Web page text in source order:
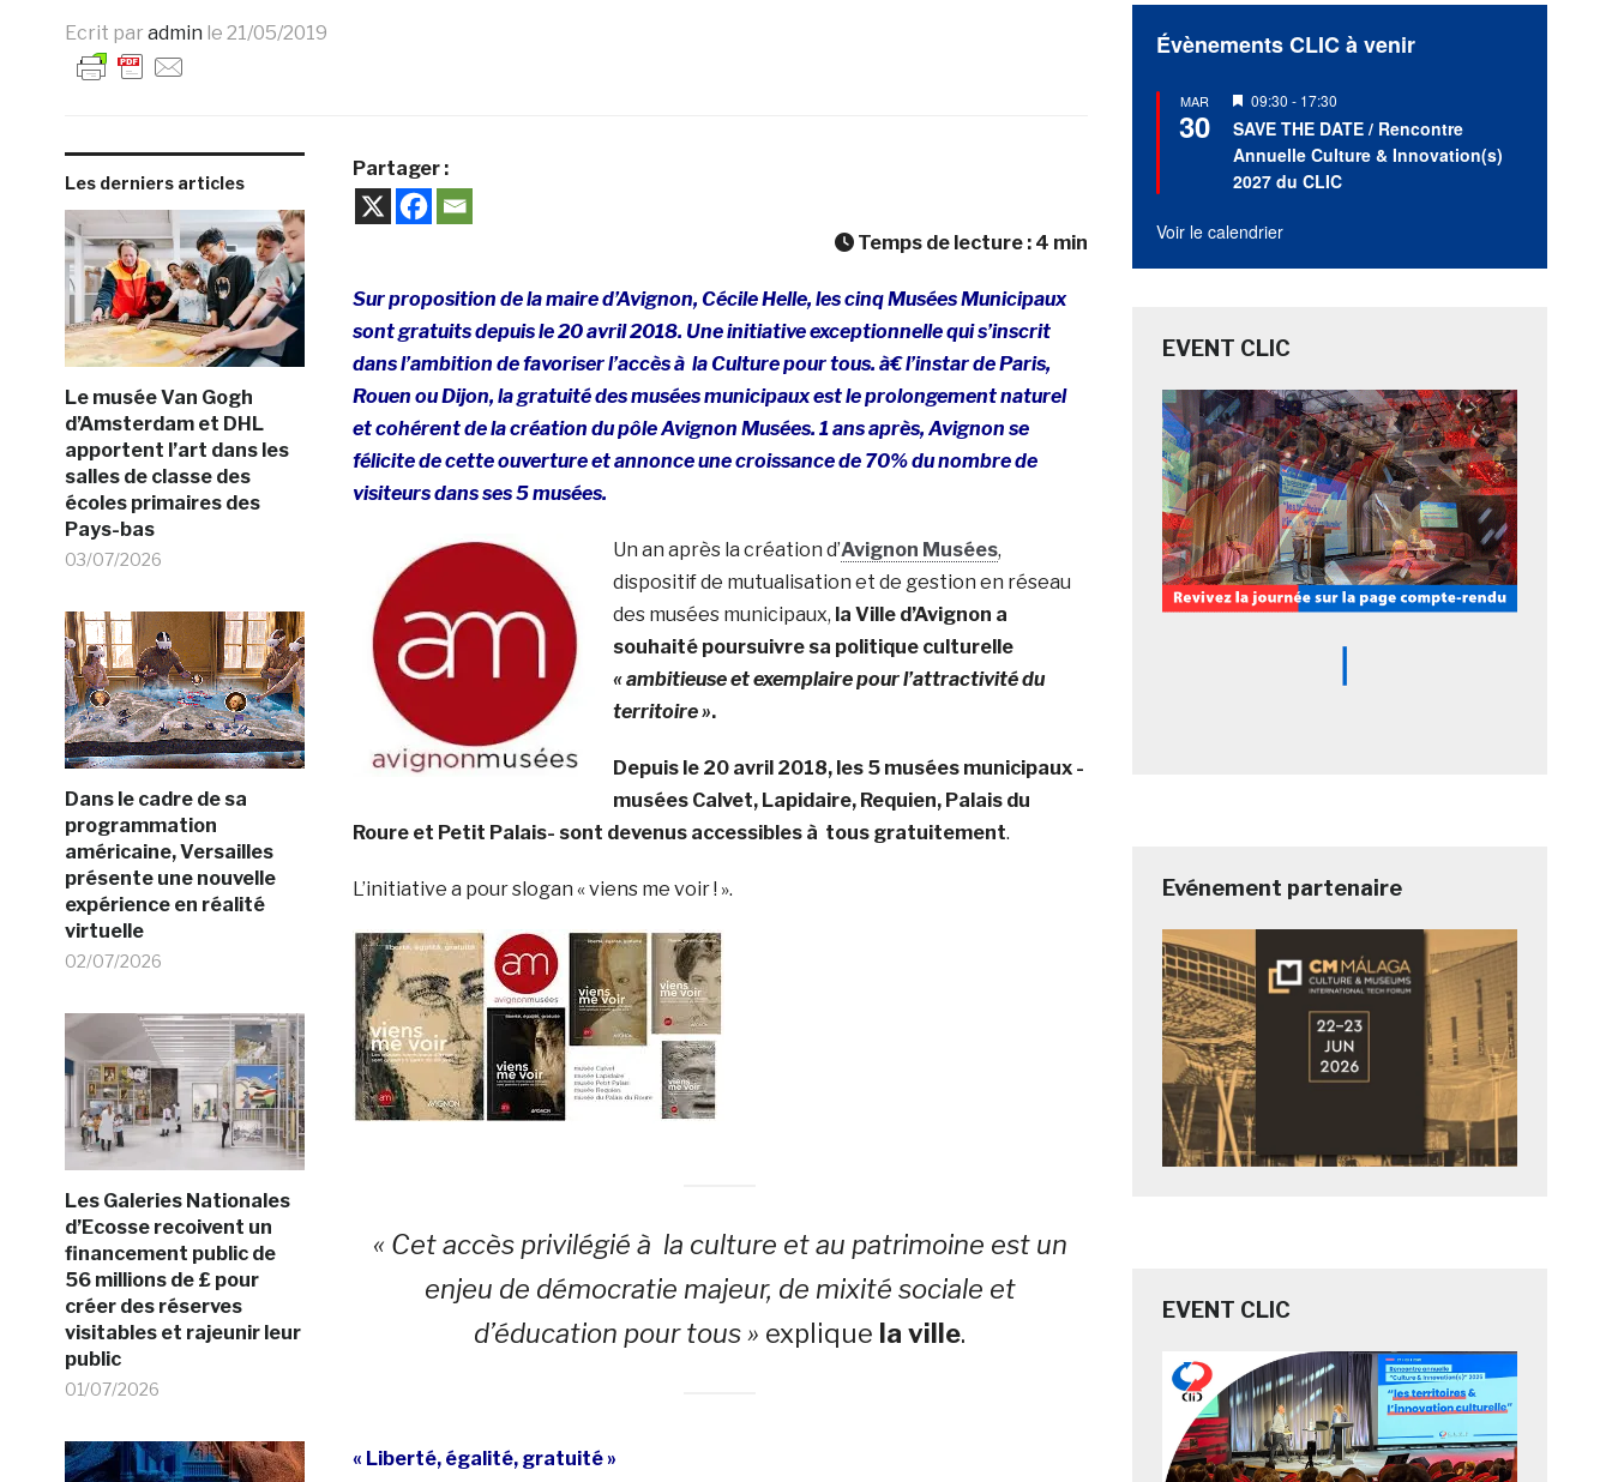
Ecrit par admin le 21/05/2019
Les derniers articles
Le musée Van Gogh
d’Amsterdam et DHL
apportent l’art dans les
salles de classe des
écoles primaires des
Pays-bas
03/07/2026
Dans le cadre de sa
programmation
américaine, Versailles
présente une nouvelle
expérience en réalité
virtuelle
02/07/2026
Les Galeries Nationales
d’Ecosse recoivent un
financement public de
56 millions de £ pour
créer des réserves
visitables et rajeunir leur
public
01/07/2026
Partager :
Temps de lecture : 4 min
Sur proposition de la maire d’Avignon, Cécile Helle, les cinq Musées Municipaux
sont gratuits depuis le 20 avril 2018. Une initiative exceptionnelle qui s’inscrit
dans l’ambition de favoriser l’accès à la Culture pour tous. à€ l’instar de Paris,
Rouen ou Dijon, la gratuité des musées municipaux est le prolongement naturel
et cohérent de la création du pôle Avignon Musées. 1 ans après, Avignon se
félicite de cette ouverture et annonce une croissance de 70% du nombre de
visiteurs dans ses 5 musées.
Un an après la création d’Avignon Musées,
dispositif de mutualisation et de gestion en réseau
des musées municipaux, la Ville d’Avignon a
souhaité poursuivre sa politique culturelle
« ambitieuse et exemplaire pour l’attractivité du
territoire ».
Depuis le 20 avril 2018, les 5 musées municipaux -
musées Calvet, Lapidaire, Requien, Palais du
Roure et Petit Palais- sont devenus accessibles à tous gratuitement.
L’initiative a pour slogan « viens me voir ! ».
« Cet accès privilégié à la culture et au patrimoine est un
enjeu de démocratie majeur, de mixité sociale et
d’éducation pour tous » explique la ville.
« Liberté, égalité, gratuité »
Évènements CLIC à venir
MAR
30
Mis
en
avant
09:30 - 17:30
SAVE THE DATE / Rencontre
Annuelle Culture & Innovation(s)
2027 du CLIC
Voir le calendrier
EVENT CLIC
Evénement partenaire
EVENT CLIC